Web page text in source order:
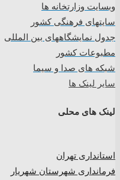
وبسایت وزارتخانه ها
سایتهای فرهنگی کشور
جدول نمایشگاههای بین المللی
مطبوعات کشور
شبکه های صدا و سیما
سایر لینک ها
لینک های محلی
استانداری تهران
فرمانداری شهرستان شهریار